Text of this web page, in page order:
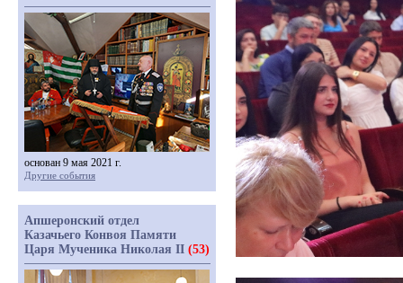
основан 9 мая 2021 г.
Другие события
Апшеронский отдел
Казачьего Конвоя Памяти
Царя Мученика Николая II (53)